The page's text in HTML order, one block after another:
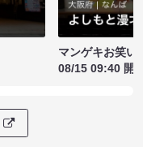
マンゲキお笑い
08/15 09:40 開